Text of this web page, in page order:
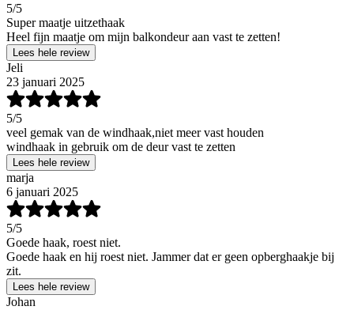
5/5
Super maatje uitzethaak
Heel fijn maatje om mijn balkondeur aan vast te zetten!
Lees hele review
Jeli
23 januari 2025
5/5
veel gemak van de windhaak,niet meer vast houden
windhaak in gebruik om de deur vast te zetten
Lees hele review
marja
6 januari 2025
5/5
Goede haak, roest niet.
Goede haak en hij roest niet. Jammer dat er geen opberghaakje bij
zit.
Lees hele review
Johan